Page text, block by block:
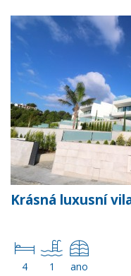
Krásná luxusní
4 1 ano